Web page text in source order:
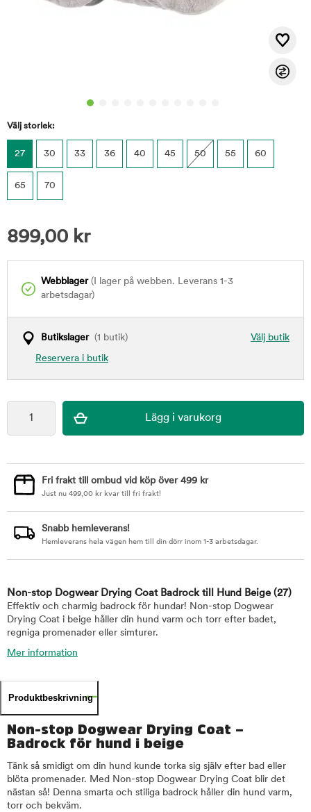
Välj storlek:
27 30 33 36 40 45 50 55 60
65 70
899,00 kr
Webblager(I lager på webben. Leverans 1-3
arbetsdagar)
Välj butik
Butikslager(1 butik)
Reservera i butik
Fri frakt till ombud vid köp över 499 kr
Just nu 499,00 kr kvar till fri frakt!
Snabb hemleverans!
Hemleverans hela vägen hem till din dörr inom 1-3 arbetsdagar.
Non-stop Dogwear Drying Coat Badrock till Hund Beige (27)
Effektiv och charmig badrock för hundar! Non-stop Dogwear
Drying Coat i beige håller din hund varm och torr efter badet,
regniga promenader eller simturer.
Mer information
Produktbeskrivning
Non-stop Dogwear Drying Coat –
Badrock för hund i beige
Tänk så smidigt om din hund kunde torka sig själv efter bad eller
blöta promenader. Med Non-stop Dogwear Drying Coat blir det
nästan så! Denna smarta och stiliga badrock håller din hund varm,
torr och bekväm.